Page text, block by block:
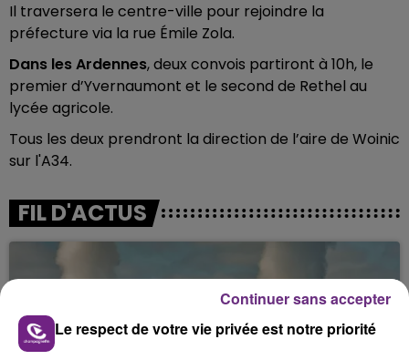
Il traversera le centre-ville pour rejoindre la
préfecture via la rue Émile Zola.
Dans les Ardennes, deux convois partiront à 10h, le
premier d’Yvernaumont et le second de Rethel au
lycée agricole.
Tous les deux prendront la direction de l’aire de Woinic
sur l'A34.
FIL D'ACTUS
Le respect de votre vie privée est notre priorité
Continuer sans accepter